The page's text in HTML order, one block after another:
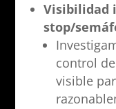
Visibilidad
stop/
control
visible